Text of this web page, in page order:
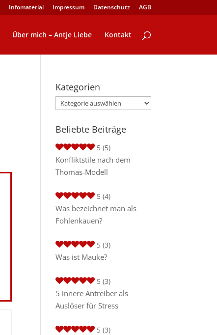
Infomaterial Impressum Datenschutz AGB
Über mich – Antje Liebe Kontakt
Kategorien
Kategorien
Beliebte Beiträge
5 (5)
Konfliktstile nach dem
Thomas-Modell
5 (4)
Was bezeichnet man als
Fohlenkauen?
5 (3)
Was ist Mauke?
5 (3)
5 innere Antreiber als
Auslöser für Stress
5 (3)